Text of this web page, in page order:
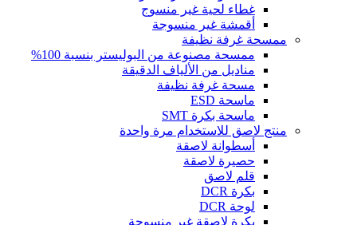
غطاء لحية غير منسوج
أقمشة غير منسوجة
ممسحة غرفة نظيفة
ممسحة مصنوعة من البوليستر بنسبة 100%
مناديل من الألياف الدقيقة
مسحة غرفة نظيفة
ماسحة ESD
ماسحة بكرة SMT
منتج لاصق للاستخدام مرة واحدة
أسطوانة لاصقة
حصيرة لاصقة
قلم لاصق
بكرة DCR
لوحة DCR
بكرة لاصقة غير منسوجة